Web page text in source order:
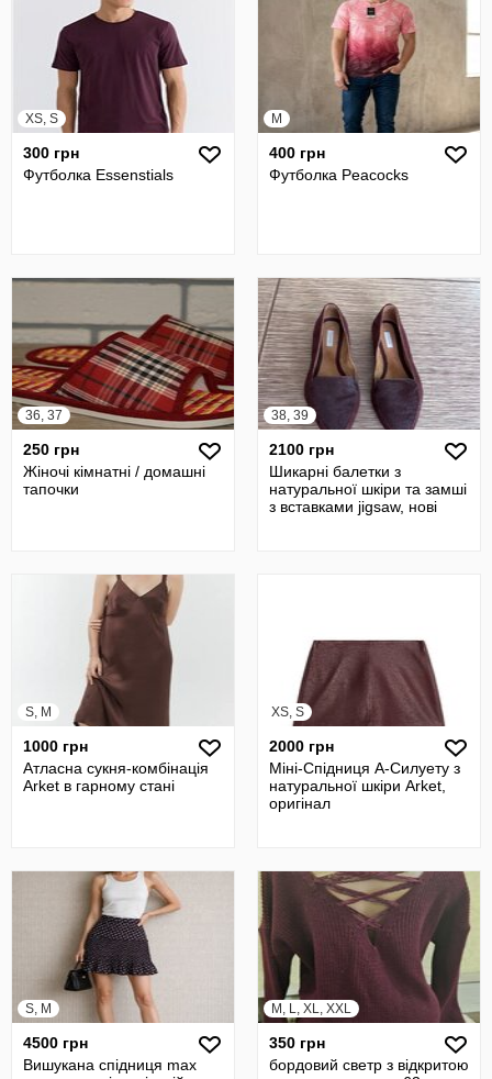
XS, S
300 грн
Футболка Essenstials
M
400 грн
Футболка Peacocks
36, 37
250 грн
Жіночі кімнатні / домашні
тапочки
38, 39
2100 грн
Шикарні балетки з
натуральної шкіри та замші
з вставками jigsaw, нові
S, M
1000 грн
Атласна сукня-комбінація
Arket в гарному стані
XS, S
2000 грн
Міні-Спідниця А-Силуету з
натуральної шкіри Arket,
оригінал
S, M
4500 грн
Вишукана спідниця max
M, L, XL, XXL
350 грн
бордовий светр з відкритою